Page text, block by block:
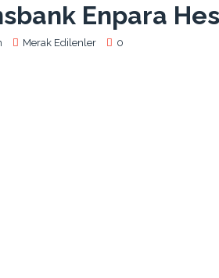
Enpara
Merak Edilenler 0